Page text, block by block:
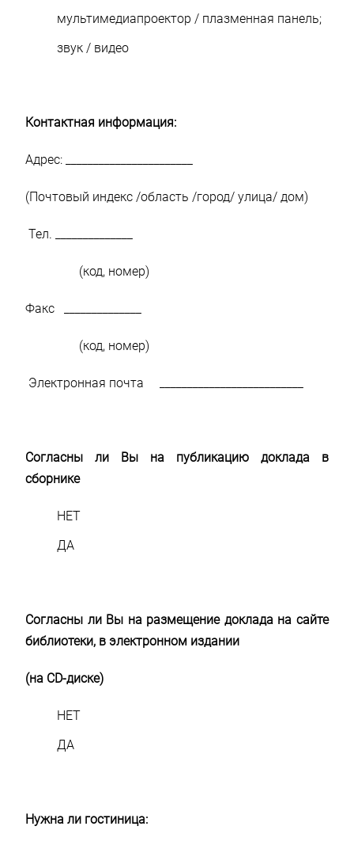
мультимедиапроектор / плазменная панель;
звук / видео
Контактная информация:
Адрес: _______________________
(Почтовый индекс /область /город/ улица/ дом)
Тел. ______________
(код, номер)
Факс ______________
(код, номер)
Электронная почта __________________________
Согласны ли Вы на публикацию доклада в
сборнике
НЕТ
ДА
Согласны ли Вы на размещение доклада на сайте
библиотеки, в электронном издании
(на CD-диске)
НЕТ
ДА
Нужна ли гостиница: